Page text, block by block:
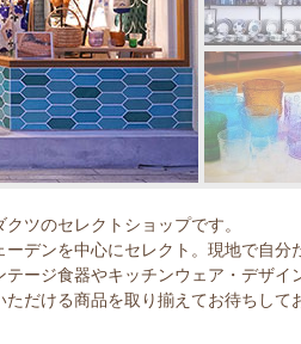
ツのセレクトショップです。
ーデンを中心にセレクト。現地で自分
テージ食器やキッチンウェア・デザイ
ただける商品を取り揃えてお待ちして